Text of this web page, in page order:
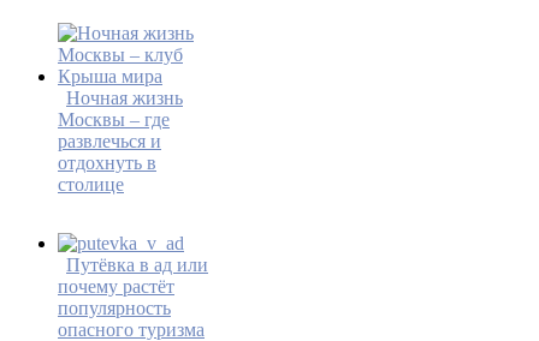
Ночная жизнь
Москвы – где
развлечься и
отдохнуть в
столице
Путёвка в ад или
почему растёт
популярность
опасного туризма